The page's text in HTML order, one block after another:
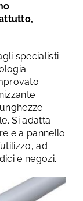
specialisti
Si adatta
e a pannello
ad
e negozi.